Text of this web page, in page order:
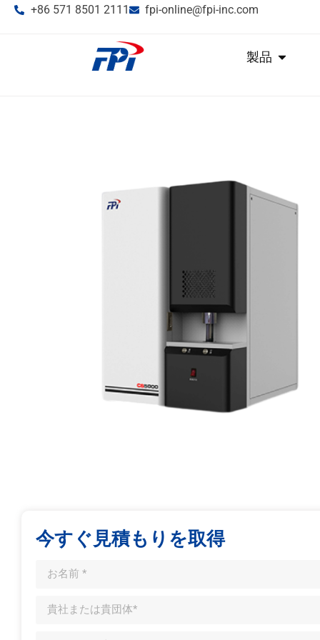
+86 571 8501 2111 fpi-online@fpi-inc.com
製品
今すぐ見積もりを取得